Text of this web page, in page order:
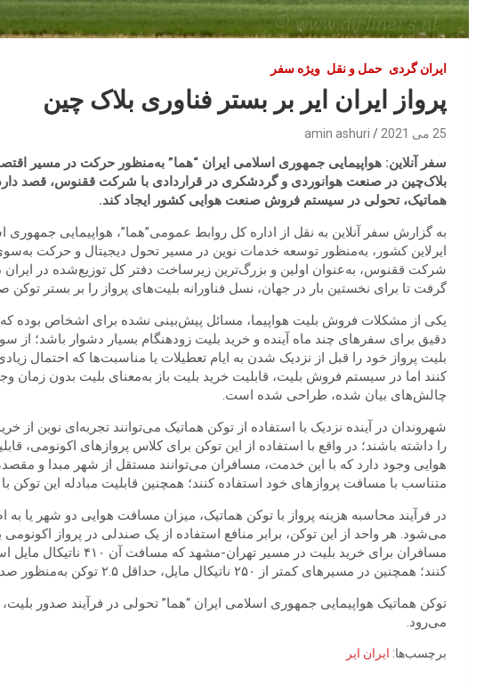
ایران گردی حمل‌ و نقل ویژه سفر
پرواز ایران ایر بر بستر فناوری بلاک چین
25 می 2021 amin ashuri
سفر آنلاین: هواپیمایی جمهوری اسلامی ایران “هما” به‌منظور حرکت در مسیر
بلاک‌چین در صنعت هوانوردی و گردشکری در قراردادی با شرکت ققنوس، قصد دارد
هماتیک، تحولی در سیستم فروش صنعت هوایی کشور ایجاد کند.
به گزارش سفر آنلاین به نقل از اداره کل روابط عمومی”هما”، هواپیمایی جمهوری
ایرلاین کشور، به‌منظور توسعه خدمات نوین در مسیر تحول دیجیتال و حرکت
شرکت ققنوس، به‌عنوان اولین و بزرگ‌ترین زیرساخت دفتر کل توزیع‌شده در
گرفت تا برای نخستین بار در جهان، نسل فناورانه بلیت‌های پرواز را بر بستر توکن
یکی از مشکلات فروش بلیت هواپیما، مسائل پیش‌بینی نشده برای اشخاص بوده
دقیق برای سفرهای چند ماه آینده و خرید بلیت زودهنگام بسیار دشوار باشد؛ از
بلیت پرواز خود را قبل از نزدیک شدن به ایام تعطیلات یا مناسبت‌ها که احتمال
کنند اما در سیستم فروش بلیت، قابلیت خرید بلیت باز به‌معنای بلیت بدون‌ زمان
چالش‌های بیان شده، طراحی شده است.
شهروندان در آینده نزدیک با استفاده از توکن هماتیک می‌توانند تجربه‌ای نوین از
را داشته باشند؛ در واقع با استفاده از این توکن برای کلاس‌ پروازهای
هوایی وجود دارد که با این خدمت، مسافران می‌توانند مستقل از شهر مبدا و
متناسب با مسافت پروازهای خود استفاده کنند؛ همچنین قابلیت مبادله این توکن
در فرآیند محاسبه هزینه پرواز با توکن هماتیک، میزان مسافت هوایی دو شهر یا به
کنند؛ همچنین در مسیرهای کمتر از ۲۵۰ ناتیکال مایل، حداقل ۲.۵ توکن به‌منظور صدور بلیت پرواز دریافت می‌شود.
توکن هماتیک هواپیمایی جمهوری اسلامی ایران “هما” تحولی در فرآیند صدور
می‌رود.
برچسب‌ها: ایران ایر